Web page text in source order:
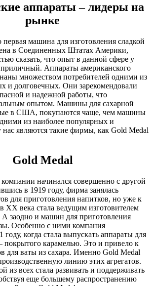
аппараты – лидеры на
рынке
первая машина для изготовления сладкой
в Соединенных Штатах Америки,
сказать, что опыт в данной сфере у
Аппараты американского
множеством потребителей одними из
и долговечных. Они зарекомендовали
и надежной работы, что
опытом. Машины для сахарной
в США, покупаются чаще, чем машины
из наиболее популярных и
являются такие фирмы, как Gold Medal
Gold Medal
начинался совершенно с другой
в 1919 году, фирма занялась
для приготовления напитков, но уже к
ХХ века стала ведущим изготовителем
А заодно и машин для приготовления
Особенно с ними компания
году, когда стала выпускать аппараты для
покрытого карамелью. Это и привело к
для ваты из сахара. Именно Gold Medal
линию этих агрегатов.
из всех стала развивать и поддерживать
еще большему распространению